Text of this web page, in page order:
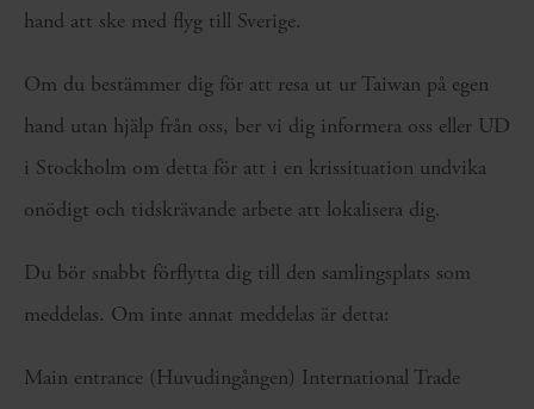
hand att ske med flyg till Sverige.
Om du bestämmer dig för att resa ut ur Taiwan på egen
hand utan hjälp från oss, ber vi dig informera oss eller UD
i Stockholm om detta för att i en krissituation undvika
onödigt och tidskrävande arbete att lokalisera dig.
Du bör snabbt förflytta dig till den samlingsplats som
meddelas. Om inte annat meddelas är detta:
Main entrance (Huvudingången) International Trade